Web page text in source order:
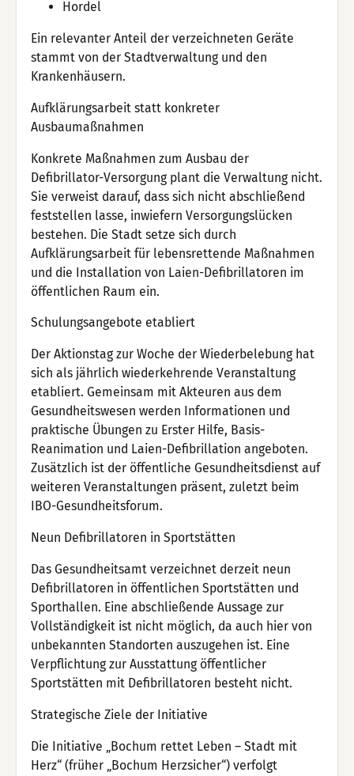
Hordel
Ein relevanter Anteil der verzeichneten Geräte
stammt von der Stadtverwaltung und den
Krankenhäusern.
Aufklärungsarbeit statt konkreter
Ausbaumaßnahmen
Konkrete Maßnahmen zum Ausbau der
Defibrillator-Versorgung plant die Verwaltung nicht.
Sie verweist darauf, dass sich nicht abschließend
feststellen lasse, inwiefern Versorgungslücken
bestehen. Die Stadt setze sich durch
Aufklärungsarbeit für lebensrettende Maßnahmen
und die Installation von Laien-Defibrillatoren im
öffentlichen Raum ein.
Schulungsangebote etabliert
Der Aktionstag zur Woche der Wiederbelebung hat
sich als jährlich wiederkehrende Veranstaltung
etabliert. Gemeinsam mit Akteuren aus dem
Gesundheitswesen werden Informationen und
praktische Übungen zu Erster Hilfe, Basis-
Reanimation und Laien-Defibrillation angeboten.
Zusätzlich ist der öffentliche Gesundheitsdienst auf
weiteren Veranstaltungen präsent, zuletzt beim
IBO-Gesundheitsforum.
Neun Defibrillatoren in Sportstätten
Das Gesundheitsamt verzeichnet derzeit neun
Defibrillatoren in öffentlichen Sportstätten und
Sporthallen. Eine abschließende Aussage zur
Vollständigkeit ist nicht möglich, da auch hier von
unbekannten Standorten auszugehen ist. Eine
Verpflichtung zur Ausstattung öffentlicher
Sportstätten mit Defibrillatoren besteht nicht.
Strategische Ziele der Initiative
Die Initiative „Bochum rettet Leben – Stadt mit
Herz“ (früher „Bochum Herzsicher“) verfolgt